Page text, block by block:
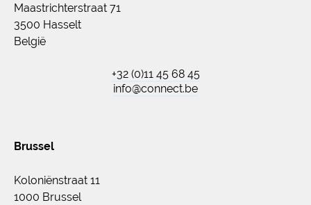
Maastrichterstraat 71
3500 Hasselt
België
+32 (0)11 45 68 45
info@connect.be
Brussel
Koloniënstraat 11
1000 Brussel